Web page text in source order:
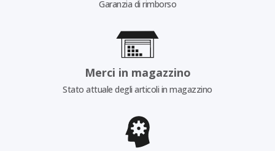
Garanzia di rimborso
Merci in magazzino
Stato attuale degli articoli in magazzino